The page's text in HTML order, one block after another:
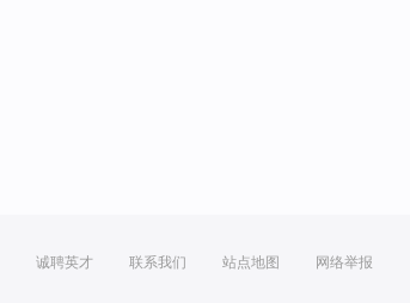
诚聘英才 联系我们 站点地图 网络举报